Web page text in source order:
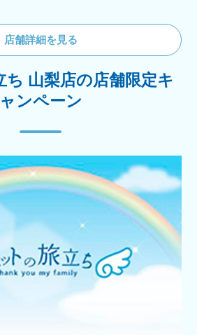
店舗詳細を見る
ち 山梨店の店舗限定キ
ャンペーン